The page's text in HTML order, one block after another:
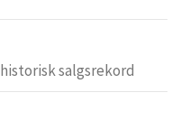
salgsrekord